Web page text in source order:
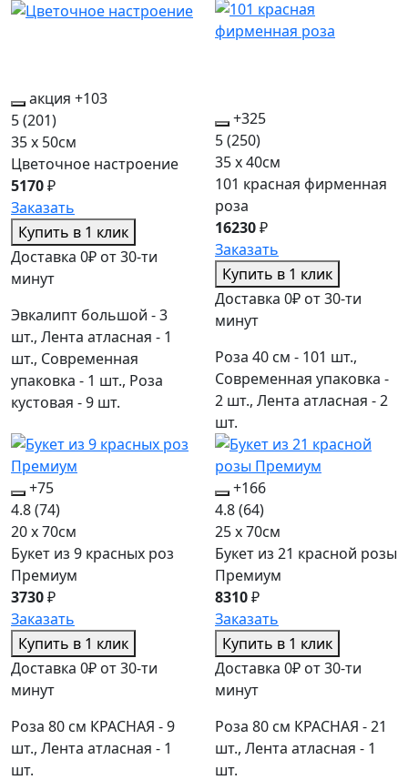
акция +103
5(201)
35 x 50см
Цветочное настроение
5170₽
Заказать
Купить в 1 клик
Доставка 0₽ от 30-ти
минут
Эвкалипт большой - 3
шт., Лента атласная - 1
шт., Современная
упаковка - 1 шт., Роза
кустовая - 9 шт.
+325
5(250)
35 x 40см
101 красная фирменная
роза
16230₽
Заказать
Купить в 1 клик
Доставка 0₽ от 30-ти
минут
Роза 40 см - 101 шт.,
Современная упаковка -
2 шт., Лента атласная - 2
шт.
+75
4.8(74)
20 x 70см
Букет из 9 красных роз
Премиум
3730₽
Заказать
Купить в 1 клик
Доставка 0₽ от 30-ти
минут
Роза 80 см КРАСНАЯ - 9
шт., Лента атласная - 1
шт.
+166
4.8(64)
25 x 70см
Букет из 21 красной розы
Премиум
8310₽
Заказать
Купить в 1 клик
Доставка 0₽ от 30-ти
минут
Роза 80 см КРАСНАЯ - 21
шт., Лента атласная - 1
шт.